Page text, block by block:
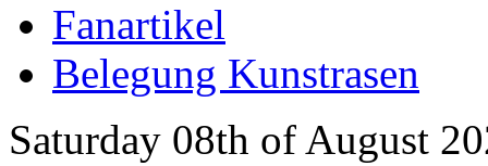
Fanartikel
Belegung Kunstrasen
Saturday 08th of August